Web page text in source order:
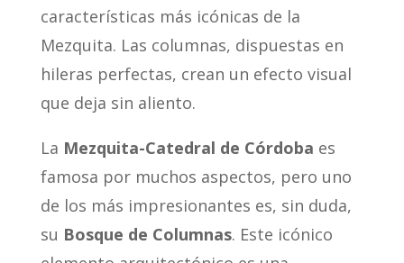
características más icónicas de la
Mezquita. Las columnas, dispuestas en
hileras perfectas, crean un efecto visual
que deja sin aliento.
La Mezquita-Catedral de Córdoba es
famosa por muchos aspectos, pero uno
de los más impresionantes es, sin duda,
su Bosque de Columnas. Este icónico